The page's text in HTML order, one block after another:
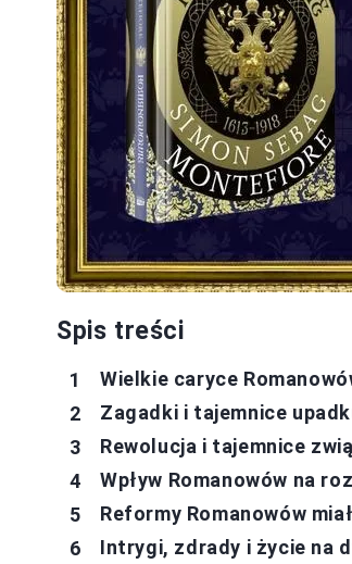
Spis treści
Wielkie caryce
Zagadki i tajemnice
Rewolucja i tajemnice
Wpływ Romanowów na
Reformy Romanowów
Intrygi, zdrady i życie na